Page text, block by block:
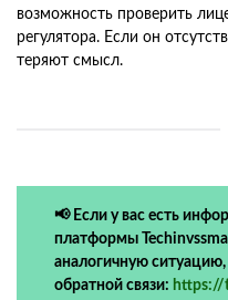
возможность проверить
регулятора. Если он
теряют смысл.
📢 Если у вас есть
платформы
аналогичную
обратной связи: https://